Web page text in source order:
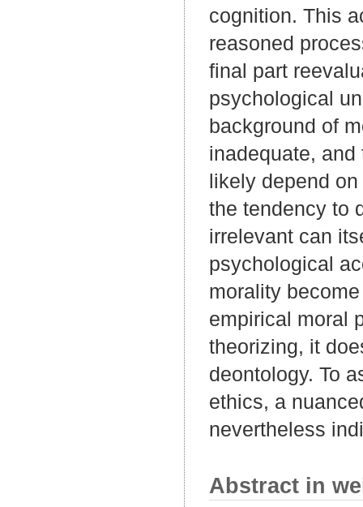
cognition. This
reasoned
final part
psychological
background of
inadequate,
likely depend
the tendency to
irrelevant can
psychological
morality
empirical moral
theorizing, it
deontology. To
ethics, a
nevertheless
Abstract in